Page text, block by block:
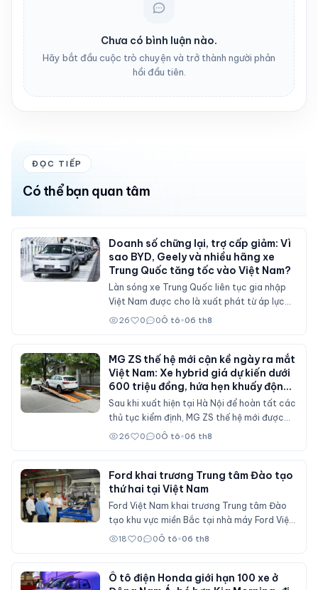
Chưa có bình luận nào.
Hãy bắt đầu cuộc trò chuyện và trở thành người phản
hồi đầu tiên.
ĐỌC TIẾP
Có thể bạn quan tâm
Doanh số chững lại, trợ cấp giảm: Vì
sao BYD, Geely và nhiều hãng xe
Trung Quốc tăng tốc vào Việt Nam?
Làn sóng xe Trung Quốc liên tục gia nhập
Việt Nam được cho là xuất phát từ áp lực
doanh số tại thị trường nội địa, nơi sức mua
26 0 0Ô tô•06 th8
MG ZS thế hệ mới cận kề ngày ra mắt
Việt Nam: Xe hybrid giá dự kiến dưới
600 triệu đồng, hứa hẹn khuấy động
phân khúc SUV cỡ B
Sau khi xuất hiện tại Hà Nội để hoàn tất các
thủ tục kiểm định, MG ZS thế hệ mới được
cho là sẽ sớm mở bán tại Việt Nam với nhiều
trực tiếp Mitsubishi Xforce, Kia Seltos và
Honda HR-V.
26 0 0Ô tô•06 th8
Ford khai trương Trung tâm Đào tạo
thứ hai tại Việt Nam
Ford Việt Nam khai trương Trung tâm Đào
tạo khu vực miền Bắc tại nhà máy Ford Việt
Nam (Hải Phòng), đóng vai trò đào tạo cho
18 0 0Ô tô•06 th8
Ô tô điện Honda giới hạn 100 xe ở